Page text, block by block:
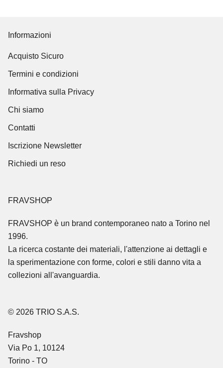
Informazioni
Acquisto Sicuro
Termini e condizioni
Informativa sulla Privacy
Chi siamo
Contatti
Iscrizione Newsletter
Richiedi un reso
FRAVSHOP
FRAVSHOP è un brand contemporaneo nato a Torino nel
1996.
La ricerca costante dei materiali, l'attenzione ai dettagli e
la sperimentazione con forme, colori e stili danno vita a
collezioni all'avanguardia.
© 2026 TRIO S.A.S.
Fravshop
Via Po 1, 10124
Torino - TO